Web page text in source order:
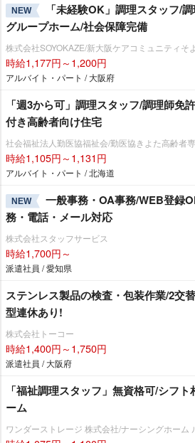
NEW
「未経験OK」調理スタッフ/
グループホーム/社会保障完備
株式会社SOYOKAZE/新大阪ケアコミュニティそ
時給1,177円～1,200円
アルバイト・パート / 大阪府
「週3から可」調理スタッフ/調理師免
付き高齢者向け住宅
社会福祉法人勤医協福祉会/勤医協きよた高齢者
時給1,105円～1,131円
アルバイト・パート / 北海道
NEW
一般事務・OA事務/WEB登録
務・電話・メール対応
株式会社スタッフサービス
時給1,700円～
派遣社員 / 愛知県
ステンレス製品の検査・包装作業/2交
型連休あり!
株式会社トーコー
時給1,400円～1,750円
派遣社員 / 大阪府
「福祉調理スタッフ」無資格可/シフ
ーム
ワンダーストレージ 株式会社/ナーシングホーム